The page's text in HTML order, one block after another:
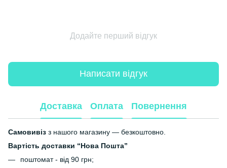
Додайте перший відгук
Написати відгук
Доставка Оплата Повернення
Самовивіз з нашого магазину — безкоштовно.
Вартість доставки “Нова Пошта”
поштомат - від 90 грн;